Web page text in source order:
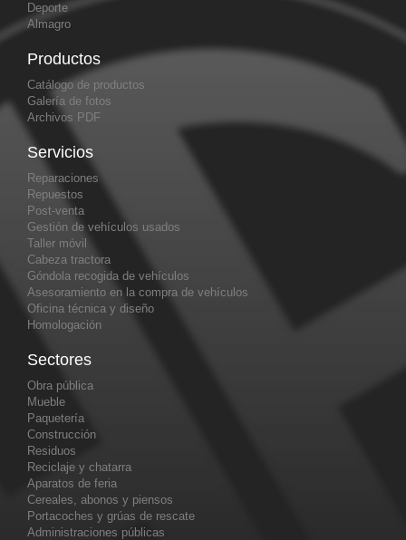
Deporte
Almagro
Productos
Catálogo de productos
Galería de fotos
Archivos PDF
Servicios
Reparaciones
Repuestos
Post-venta
Gestión de vehículos usados
Taller móvil
Cabeza tractora
Góndola recogida de vehículos
Asesoramiento en la compra de vehículos
Oficina técnica y diseño
Homologación
Sectores
Obra pública
Mueble
Paquetería
Construcción
Residuos
Reciclaje y chatarra
Aparatos de feria
Cereales, abonos y piensos
Portacoches y grúas de rescate
Administraciones públicas